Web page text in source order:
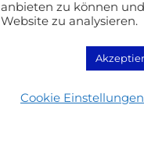
anbieten zu können
Website zu analysieren.
Cookie Einstellungen